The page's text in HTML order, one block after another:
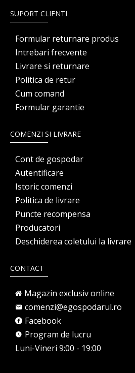
SUPORT CLIENTI
Formular returnare produs
Intrebari frecvente
Livrare si returnare
Politica de retur
Cum comand
Formular garantie
COMENZI SI LIVRARE
Cont de gospodar
Autentificare
Istoric comenzi
Politica de livrare
Puncte recompensa
Producatori
Deschiderea coletului la livrare
CONTACT
Magazin exclusiv online
comenzi@egospodarul.ro
Facebook
Program de lucru
Luni-Vineri 9:00 - 19:00